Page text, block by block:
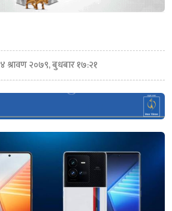
४ श्रावण २०७९, बुधबार १७:२१